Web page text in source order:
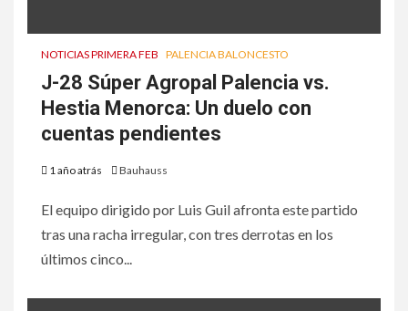
NOTICIAS PRIMERA FEB PALENCIA BALONCESTO
J-28 Súper Agropal Palencia vs.
Hestia Menorca: Un duelo con
cuentas pendientes
1 año atrás Bauhauss
El equipo dirigido por Luis Guil afronta este partido
tras una racha irregular, con tres derrotas en los
últimos cinco...